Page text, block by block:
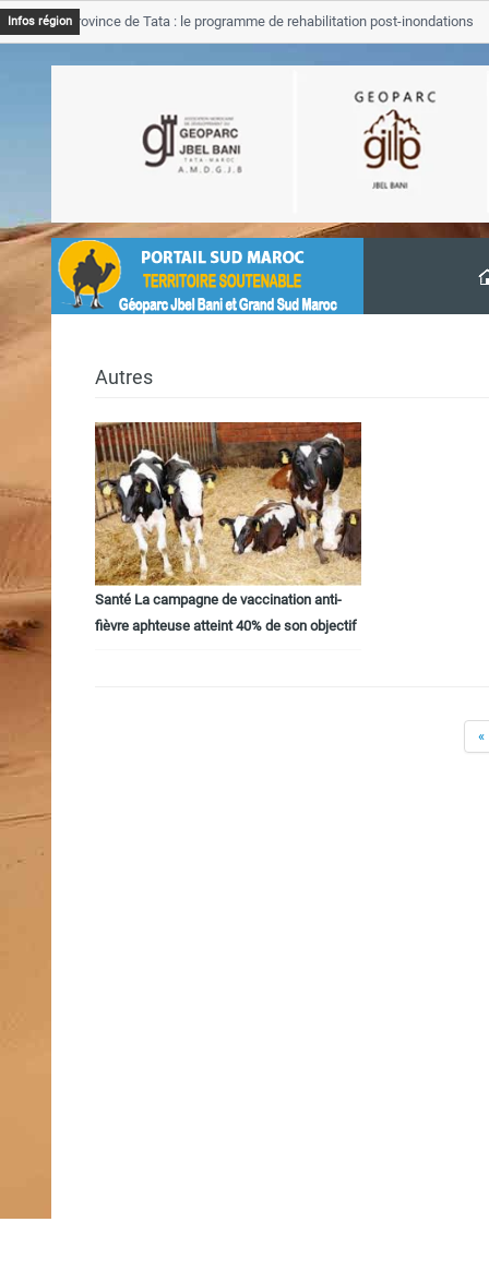
Infos régionProvince de Tata : le programme de rehabilitation post-inondations
Autres
Santé La campagne de vaccination anti-
fièvre aphteuse atteint 40% de son objectif
«